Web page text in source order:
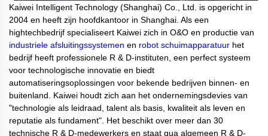
Kaiwei Intelligent Technology (Shanghai) Co., Ltd. is opgericht in
2004 en heeft zijn hoofdkantoor in Shanghai. Als een
hightechbedrijf specialiseert Kaiwei zich in O&O en productie van
industriele afsluitingssystemen en robot schuimapparatuur het
bedrijf heeft professionele R & D-instituten, een perfect systeem
voor technologische innovatie en biedt
automatiseringsoplossingen voor bekende bedrijven binnen- en
buitenland. Kaiwei houdt zich aan het ondernemingsdevies van
"technologie als leidraad, talent als basis, kwaliteit als leven en
reputatie als fundament". Het beschikt over meer dan 30
technische R & D-medewerkers en staat qua algemeen R & D-